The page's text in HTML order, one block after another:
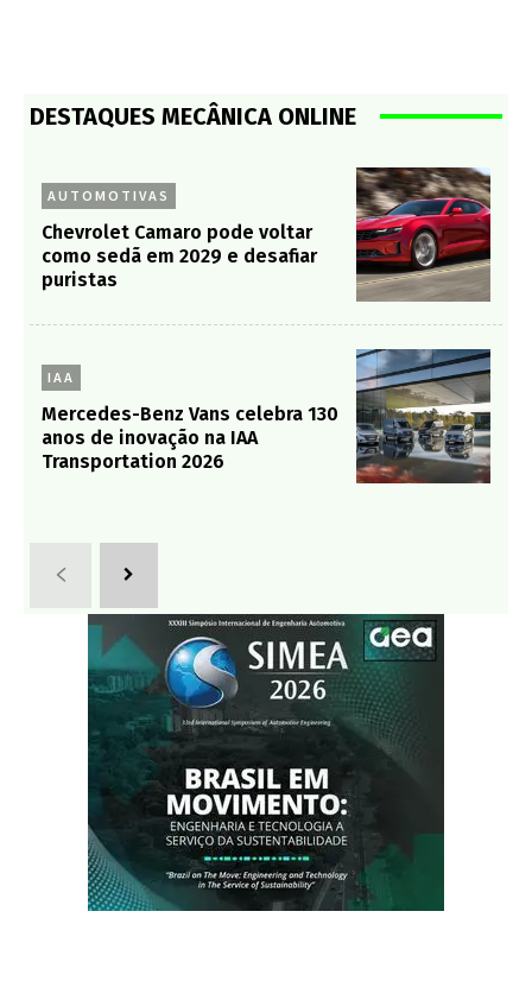
DESTAQUES MECÂNICA ONLINE
AUTOMOTIVAS
Chevrolet Camaro pode voltar
como sedã em 2029 e desafiar
puristas
IAA
Mercedes-Benz Vans celebra 130
anos de inovação na IAA
Transportation 2026